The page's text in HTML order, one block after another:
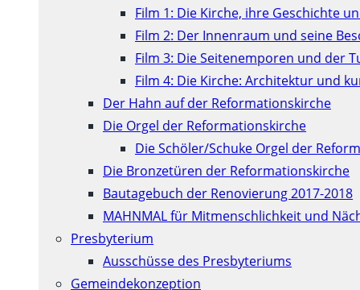
Film 1: Die Kirche, ihre Geschichte
Film 2: Der Innenraum und seine
Film 3: Die Seitenemporen und der
Film 4: Die Kirche: Architektur und
Der Hahn auf der Reformationskirche
Die Orgel der Reformationskirche
Die Schöler/Schuke Orgel der
Die Bronzetüren der Reformationskirche
Bautagebuch der Renovierung 2017-2018
MAHNMAL für Mitmenschlichkeit und
Presbyterium
Ausschüsse des Presbyteriums
Gemeindekonzeption